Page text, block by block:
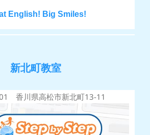
English! Big Smiles!
新北町教室
香川県高松市新北町13-11